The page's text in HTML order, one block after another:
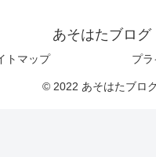
あそはたブログ
トマップ プ
© 2022 あそはたブロ